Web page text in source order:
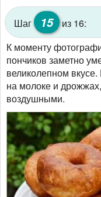
Шаг 15 из 16:
К моменту
пончиков заметно
великолепном
на молоке и
воздушными.